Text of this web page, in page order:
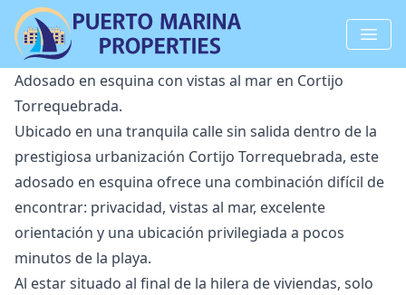
Adosado en esquina con vistas al mar en Cortijo
Torrequebrada.
Ubicado en una tranquila calle sin salida dentro de la
prestigiosa urbanización Cortijo Torrequebrada, este
adosado en esquina ofrece una combinación difícil de
encontrar: privacidad, vistas al mar, excelente
orientación y una ubicación privilegiada a pocos
minutos de la playa.
Al estar situado al final de la hilera de viviendas, solo